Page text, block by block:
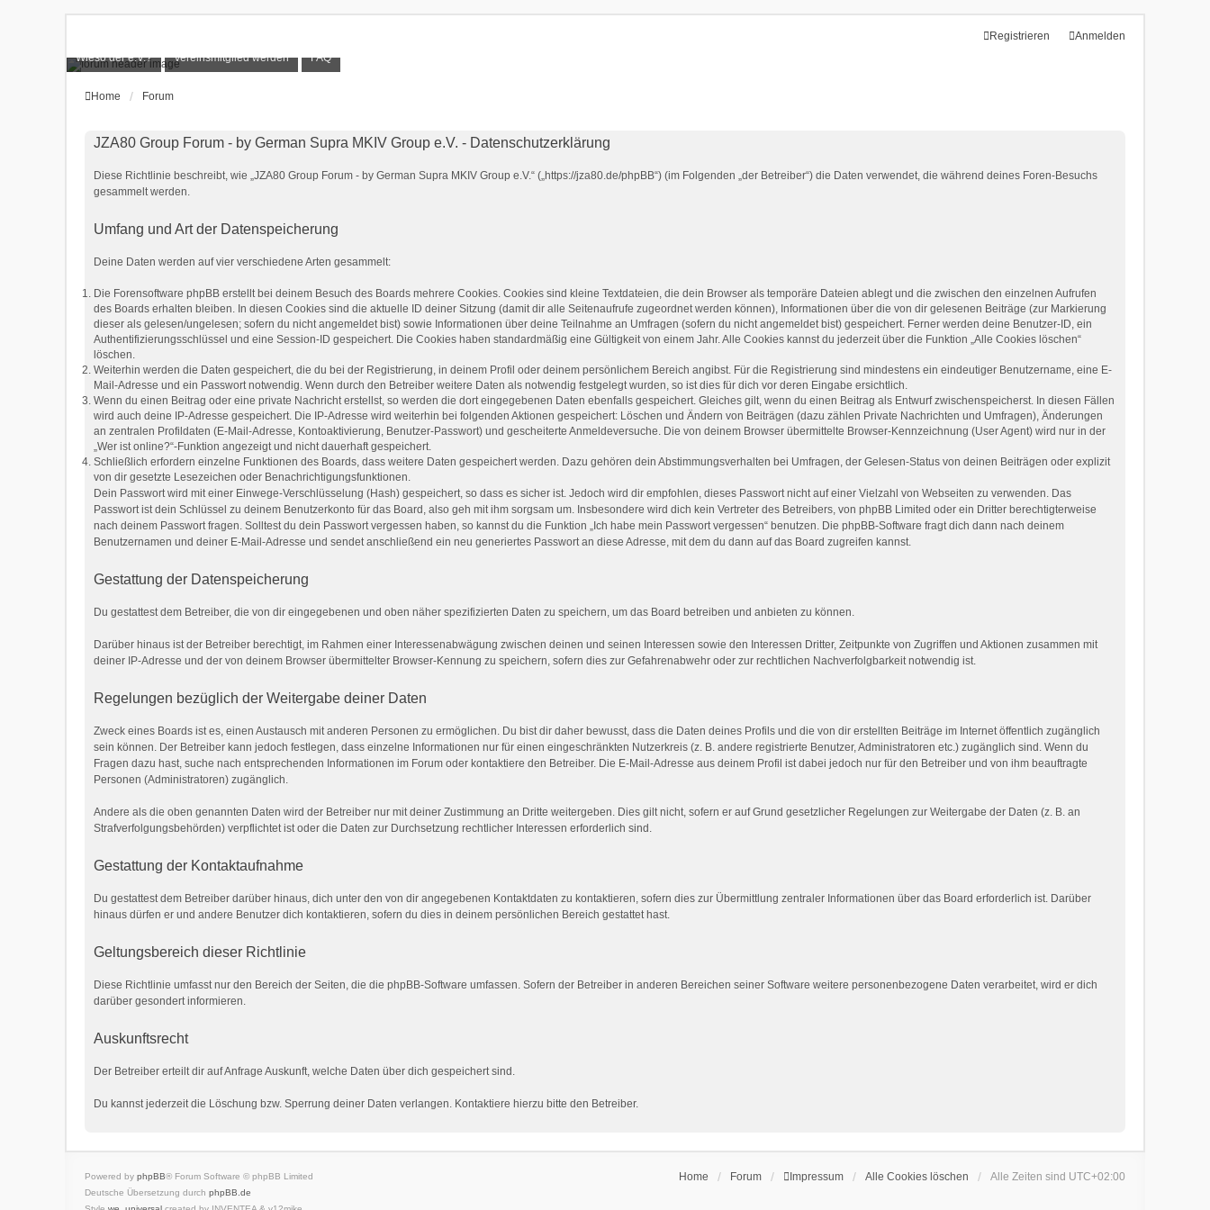
Anmelden
Registrieren
Wieso der e.V.?
Vereinsmitglied werden FAQ
Home Forum
JZA80 Group Forum - by German Supra MKIV Group e.V. - Datenschutzerklärung
Diese Richtlinie beschreibt, wie „JZA80 Group Forum - by German Supra MKIV Group e.V.“ („https://jza80.de/phpBB“) (im Folgenden „der Betreiber“) die Daten verwendet, die während deines Foren-Besuchs
gesammelt werden.
Umfang und Art der Datenspeicherung
Deine Daten werden auf vier verschiedene Arten gesammelt:
Die Forensoftware phpBB erstellt bei deinem Besuch des Boards mehrere Cookies. Cookies sind kleine Textdateien, die dein Browser als temporäre Dateien ablegt und die zwischen den einzelnen Aufrufen
des Boards erhalten bleiben. In diesen Cookies sind die aktuelle ID deiner Sitzung (damit dir alle Seitenaufrufe zugeordnet werden können), Informationen über die von dir gelesenen Beiträge (zur Markierung
dieser als gelesen/ungelesen; sofern du nicht angemeldet bist) sowie Informationen über deine Teilnahme an Umfragen (sofern du nicht angemeldet bist) gespeichert. Ferner werden deine Benutzer-ID, ein
Authentifizierungsschlüssel und eine Session-ID gespeichert. Die Cookies haben standardmäßig eine Gültigkeit von einem Jahr. Alle Cookies kannst du jederzeit über die Funktion „Alle Cookies löschen“
löschen.
Weiterhin werden die Daten gespeichert, die du bei der Registrierung, in deinem Profil oder deinem persönlichem Bereich angibst. Für die Registrierung sind mindestens ein eindeutiger Benutzername, eine E-
Mail-Adresse und ein Passwort notwendig. Wenn durch den Betreiber weitere Daten als notwendig festgelegt wurden, so ist dies für dich vor deren Eingabe ersichtlich.
Wenn du einen Beitrag oder eine private Nachricht erstellst, so werden die dort eingegebenen Daten ebenfalls gespeichert. Gleiches gilt, wenn du einen Beitrag als Entwurf zwischenspeicherst. In diesen Fällen
wird auch deine IP-Adresse gespeichert. Die IP-Adresse wird weiterhin bei folgenden Aktionen gespeichert: Löschen und Ändern von Beiträgen (dazu zählen Private Nachrichten und Umfragen), Änderungen
an zentralen Profildaten (E-Mail-Adresse, Kontoaktivierung, Benutzer-Passwort) und gescheiterte Anmeldeversuche. Die von deinem Browser übermittelte Browser-Kennzeichnung (User Agent) wird nur in der
„Wer ist online?“-Funktion angezeigt und nicht dauerhaft gespeichert.
Schließlich erfordern einzelne Funktionen des Boards, dass weitere Daten gespeichert werden. Dazu gehören dein Abstimmungsverhalten bei Umfragen, der Gelesen-Status von deinen Beiträgen oder explizit
von dir gesetzte Lesezeichen oder Benachrichtigungsfunktionen.
Dein Passwort wird mit einer Einwege-Verschlüsselung (Hash) gespeichert, so dass es sicher ist. Jedoch wird dir empfohlen, dieses Passwort nicht auf einer Vielzahl von Webseiten zu verwenden. Das
Passwort ist dein Schlüssel zu deinem Benutzerkonto für das Board, also geh mit ihm sorgsam um. Insbesondere wird dich kein Vertreter des Betreibers, von phpBB Limited oder ein Dritter berechtigterweise
nach deinem Passwort fragen. Solltest du dein Passwort vergessen haben, so kannst du die Funktion „Ich habe mein Passwort vergessen“ benutzen. Die phpBB-Software fragt dich dann nach deinem
Benutzernamen und deiner E-Mail-Adresse und sendet anschließend ein neu generiertes Passwort an diese Adresse, mit dem du dann auf das Board zugreifen kannst.
Gestattung der Datenspeicherung
Du gestattest dem Betreiber, die von dir eingegebenen und oben näher spezifizierten Daten zu speichern, um das Board betreiben und anbieten zu können.
Darüber hinaus ist der Betreiber berechtigt, im Rahmen einer Interessenabwägung zwischen deinen und seinen Interessen sowie den Interessen Dritter, Zeitpunkte von Zugriffen und Aktionen zusammen mit
deiner IP-Adresse und der von deinem Browser übermittelter Browser-Kennung zu speichern, sofern dies zur Gefahrenabwehr oder zur rechtlichen Nachverfolgbarkeit notwendig ist.
Regelungen bezüglich der Weitergabe deiner Daten
Zweck eines Boards ist es, einen Austausch mit anderen Personen zu ermöglichen. Du bist dir daher bewusst, dass die Daten deines Profils und die von dir erstellten Beiträge im Internet öffentlich zugänglich
sein können. Der Betreiber kann jedoch festlegen, dass einzelne Informationen nur für einen eingeschränkten Nutzerkreis (z. B. andere registrierte Benutzer, Administratoren etc.) zugänglich sind. Wenn du
Fragen dazu hast, suche nach entsprechenden Informationen im Forum oder kontaktiere den Betreiber. Die E-Mail-Adresse aus deinem Profil ist dabei jedoch nur für den Betreiber und von ihm beauftragte
Personen (Administratoren) zugänglich.
Andere als die oben genannten Daten wird der Betreiber nur mit deiner Zustimmung an Dritte weitergeben. Dies gilt nicht, sofern er auf Grund gesetzlicher Regelungen zur Weitergabe der Daten (z. B. an
Strafverfolgungsbehörden) verpflichtet ist oder die Daten zur Durchsetzung rechtlicher Interessen erforderlich sind.
Gestattung der Kontaktaufnahme
Du gestattest dem Betreiber darüber hinaus, dich unter den von dir angegebenen Kontaktdaten zu kontaktieren, sofern dies zur Übermittlung zentraler Informationen über das Board erforderlich ist. Darüber
hinaus dürfen er und andere Benutzer dich kontaktieren, sofern du dies in deinem persönlichen Bereich gestattet hast.
Geltungsbereich dieser Richtlinie
Diese Richtlinie umfasst nur den Bereich der Seiten, die die phpBB-Software umfassen. Sofern der Betreiber in anderen Bereichen seiner Software weitere personenbezogene Daten verarbeitet, wird er dich
darüber gesondert informieren.
Auskunftsrecht
Der Betreiber erteilt dir auf Anfrage Auskunft, welche Daten über dich gespeichert sind.
Du kannst jederzeit die Löschung bzw. Sperrung deiner Daten verlangen. Kontaktiere hierzu bitte den Betreiber.
Home Forum Impressum Alle Cookies löschen Alle Zeiten sind UTC+02:00
Powered by phpBB® Forum Software © phpBB Limited
Deutsche Übersetzung durch phpBB.de